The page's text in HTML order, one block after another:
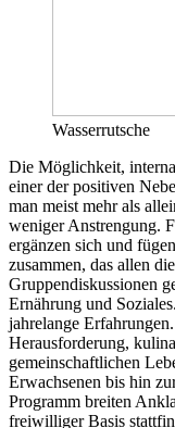
Wasserrutsche
Die Möglichkeit,
einer der positiven
man meist mehr als
weniger Anstrengung.
ergänzen sich und
zusammen, das allen
Gruppendiskussionen
Ernährung und
jahrelange
Herausforderung,
gemeinschaftlichen
Erwachsenen bis hin
Programm breiten
freiwilliger Basis